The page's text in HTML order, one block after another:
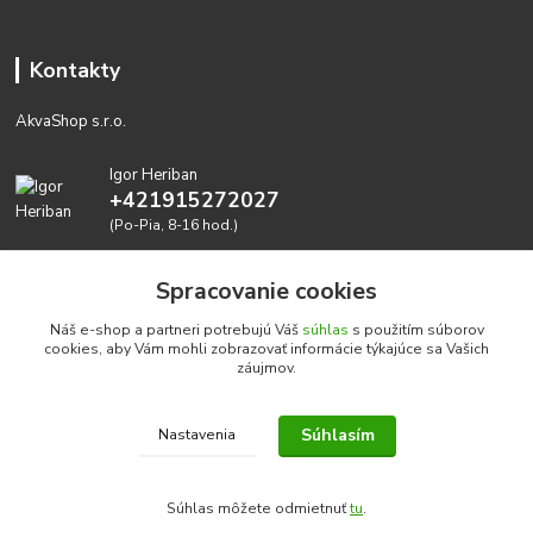
Kontakty
AkvaShop s.r.o.
Igor Heriban
+421915272027
(Po-Pia, 8-16 hod.)
Realizujeme prírodné akvária: AkvaShop s.r.o. • IBAN:
SK3911000000002947087849
Spracovanie cookies
Náš e-shop a partneri potrebujú Váš súhlas s použitím súborov
cookies, aby Vám mohli zobrazovať informácie týkajúce sa Vašich
záujmov.
Nastavenia Súhlasím
Súhlas môžete odmietnuťtu.